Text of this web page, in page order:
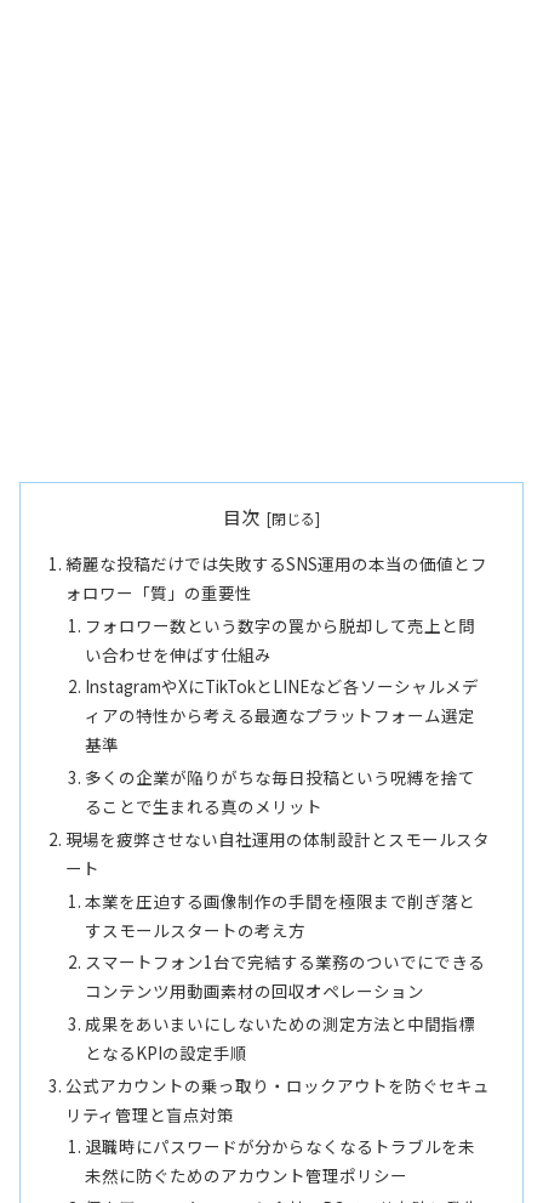
目次
綺麗な投稿だけでは失敗するSNS運用の本当の価値とフ
ォロワー「質」の重要性
フォロワー数という数字の罠から脱却して売上と問
い合わせを伸ばす仕組み
InstagramやXにTikTokとLINEなど各ソーシャルメデ
ィアの特性から考える最適なプラットフォーム選定
基準
多くの企業が陥りがちな毎日投稿という呪縛を捨て
ることで生まれる真のメリット
現場を疲弊させない自社運用の体制設計とスモールスタ
ート
本業を圧迫する画像制作の手間を極限まで削ぎ落と
すスモールスタートの考え方
スマートフォン1台で完結する業務のついでにできる
コンテンツ用動画素材の回収オペレーション
成果をあいまいにしないための測定方法と中間指標
となるKPIの設定手順
公式アカウントの乗っ取り・ロックアウトを防ぐセキュ
リティ管理と盲点対策
退職時にパスワードが分からなくなるトラブルを未
未然に防ぐためのアカウント管理ポリシー